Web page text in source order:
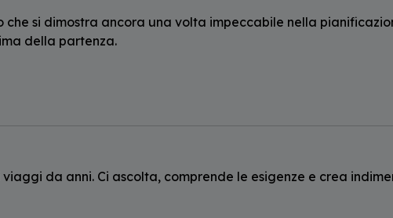
si dimostra ancora una volta impeccabile nella
della partenza.
da anni. Ci ascolta, comprende le esigenze e crea